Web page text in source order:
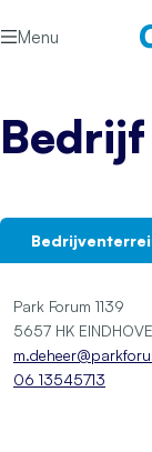
Menu
Bedrijf
Park Forum 1139
5657 HK
06 13545713